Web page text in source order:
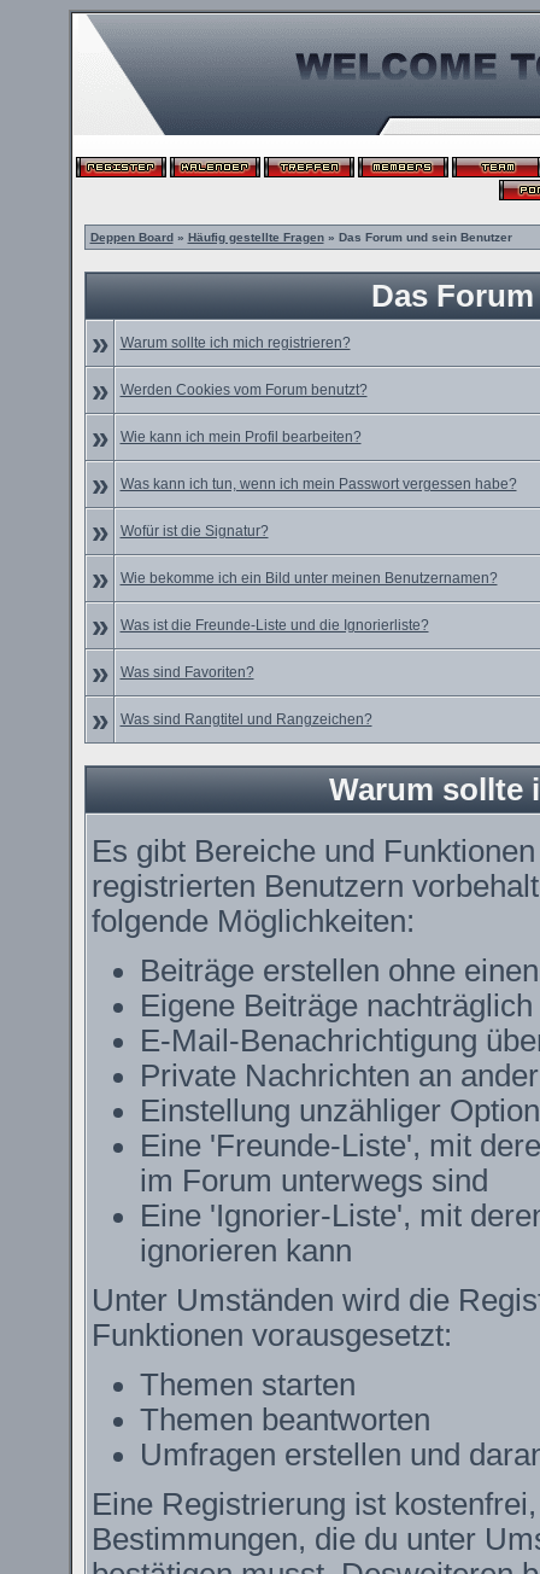
Deppen Board» Häufig gestellte Fragen» Das Forum und sein Benutzer
Das
»
Warum sollte ich mich registrieren?
» Werden Cookies vom Forum benutzt?
» Wie kann ich mein Profil bearbeiten?
» Was kann ich tun, wenn ich mein Passwort vergessen habe?
» Wofür ist die Signatur?
» Wie bekomme ich ein Bild unter meinen Benutzernamen?
» Was ist die Freunde-Liste und die Ignorierliste?
» Was sind Favoriten?
» Was sind Rangtitel und Rangzeichen?
Warum sollte
Es gibt Bereiche und
registrierten Benutzern
folgende Möglichkeiten:
Beiträge erstellen ohne
Eigene Beiträge
E-Mail-Benachrichtigung
Private Nachrichten an
Einstellung unzähliger
Eine 'Freunde-Liste', mit
im Forum unterwegs sind
Eine 'Ignorier-Liste', mit
ignorieren kann
Unter Umständen wird die
Funktionen vorausgesetzt:
Themen starten
Themen beantworten
Umfragen erstellen und
Eine Registrierung ist
Bestimmungen, die du unter